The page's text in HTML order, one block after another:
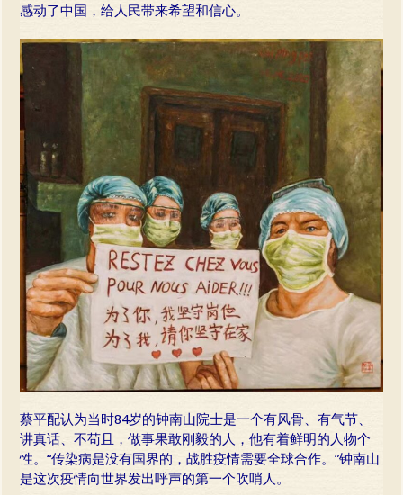
感动了中国，给人民带来希望和信心。
蔡平配认为当时84岁的钟南山院士是一个有风骨、有气节、
讲真话、不苟且，做事果敢刚毅的人，他有着鲜明的人物个
性。“传染病是没有国界的，战胜疫情需要全球合作。”钟南山
是这次疫情向世界发出呼声的第一个吹哨人。